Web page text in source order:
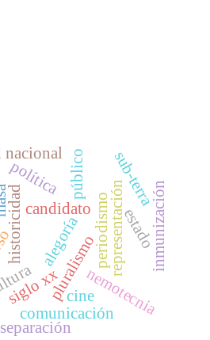
periodismo
pluralismo
historicidad candidato representación
alegoría
política
siglo xx cinenemotecnia
sub-terra
comunicación
nacional
estado
público
separación
inmunización